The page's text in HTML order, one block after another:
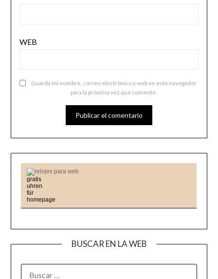
WEB
Guarda mi nombre, correo electrónico y web en este navegador
para la próxima vez que comente.
relojes para web
BUSCAR EN LA WEB